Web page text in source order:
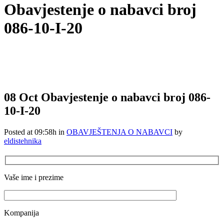
Obavjestenje o nabavci broj
086-10-I-20
08 Oct Obavjestenje o nabavci broj 086-
10-I-20
Posted at 09:58h in OBAVJEŠTENJA O NABAVCI by
eldistehnika
Vaše ime i prezime
Kompanija